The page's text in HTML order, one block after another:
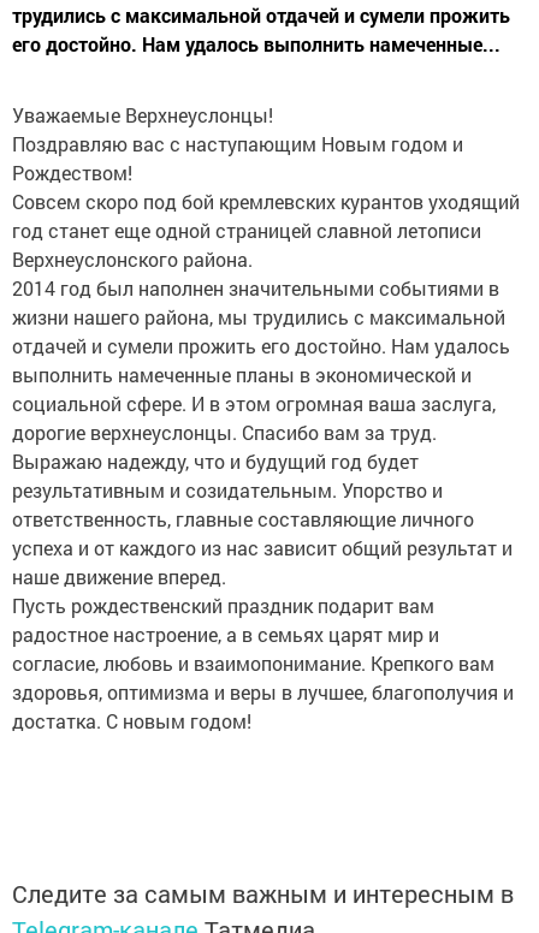
трудились с максимальной отдачей и сумели прожить
его достойно. Нам удалось выполнить намеченные...
Уважаемые Верхнеуслонцы!
Поздравляю вас с наступающим Новым годом и
Рождеством!
Совсем скоро под бой кремлевских курантов уходящий
год станет еще одной страницей славной летописи
Верхнеуслонского района.
2014 год был наполнен значительными событиями в
жизни нашего района, мы трудились с максимальной
отдачей и сумели прожить его достойно. Нам удалось
выполнить намеченные планы в экономической и
социальной сфере. И в этом огромная ваша заслуга,
дорогие верхнеуслонцы. Спасибо вам за труд.
Выражаю надежду, что и будущий год будет
результативным и созидательным. Упорство и
ответственность, главные составляющие личного
успеха и от каждого из нас зависит общий результат и
наше движение вперед.
Пусть рождественский праздник подарит вам
радостное настроение, а в семьях царят мир и
согласие, любовь и взаимопонимание. Крепкого вам
здоровья, оптимизма и веры в лучшее, благополучия и
достатка. С новым годом!
Следите за самым важным и интересным в